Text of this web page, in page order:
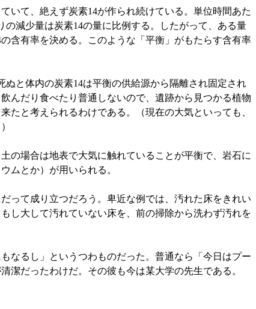
いて、絶えず炭素14が作られ続けている。単位時間あた
減少量は炭素14の量に比例する。したがって、ある量
含有率を決める。このような「平衡」がもたらす含有率
と体内の炭素14は平衡の供給源から隔離され固定され
んだり食べたり普通しないので、遺跡から見つかる植物
たと考えられるわけである。（現在の大気といっても、
の場合は地表で大気に触れていることが平衡で、岩石に
ムとか）が用いられる。
って成り立つだろう。卑近な例では、汚れた床をきれい
し大して汚れていない床を、前の掃除から洗わず汚れを
なるし」というつわものだった。普通なら「今日はプー
潔だったわけだ。その彼も今は某大学の先生である。